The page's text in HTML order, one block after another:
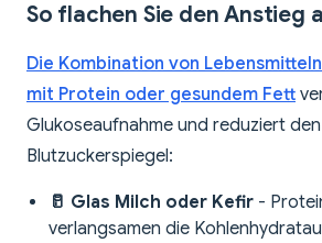
So flachen Sie den Anstieg
Die Kombination von
mit Protein oder gesundem Fett
Glukoseaufnahme und reduziert den
Blutzuckerspiegel:
🥛 Glas Milch oder Kefir -
verlangsamen die